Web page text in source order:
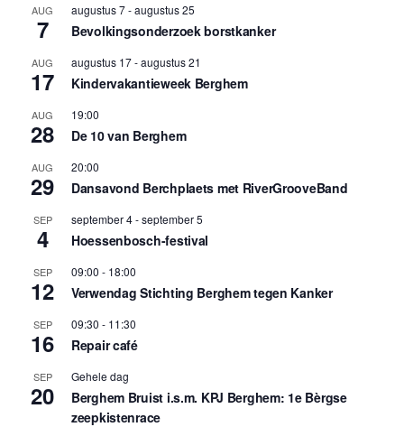
AUG
7
augustus 7-augustus 25
Bevolkingsonderzoek borstkanker
AUG
17
augustus 17-augustus 21
Kindervakantieweek Berghem
AUG
28
19:00
De 10 van Berghem
AUG
29
20:00
Dansavond Berchplaets met RiverGrooveBand
SEP
4
september 4-september 5
Hoessenbosch-festival
SEP
12
09:00 - 18:00
Verwendag Stichting Berghem tegen Kanker
SEP
16
09:30 - 11:30
Repair café
SEP
20
Gehele dag
Berghem Bruist i.s.m. KPJ Berghem: 1e Bèrgse
zeepkistenrace